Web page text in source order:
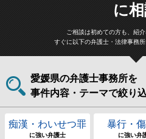
に
ご相談は初めての方も、紹
すぐに以下の弁護士・法律事務
愛媛県の弁護士事務所を
事件内容・テーマで絞り
痴漢・わいせつ罪
に強い弁護士
暴行・
に強い弁